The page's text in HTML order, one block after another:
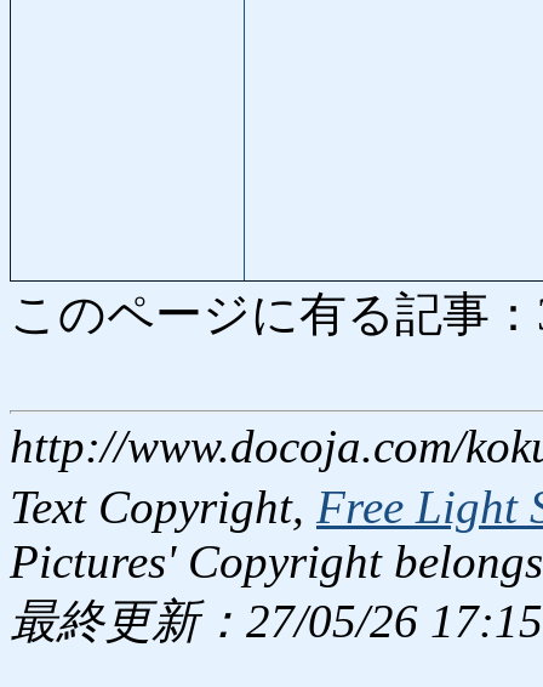
このページに有る記事
http://www.docoja.com/
Text Copyright, Free Light
Pictures' Copyright
最終更新：27/05/26 17:15